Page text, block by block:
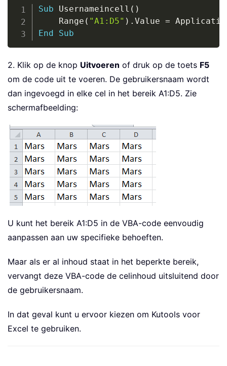
Sub Usernameincell ( )
    Range
( "A1:D5" ) . Value =
End
Sub
2. Klik op de knop Uitvoeren of druk op de toets F5
om de code uit te voeren. De gebruikersnaam wordt
dan ingevoegd in elke cel in het bereik A1:D5. Zie
schermafbeelding:
U kunt het bereik A1:D5 in de VBA-code eenvoudig
aanpassen aan uw specifieke behoeften.
Maar als er al inhoud staat in het beperkte bereik,
vervangt deze VBA-code de celinhoud uitsluitend door
de gebruikersnaam.
In dat geval kunt u ervoor kiezen om Kutools voor
Excel te gebruiken.